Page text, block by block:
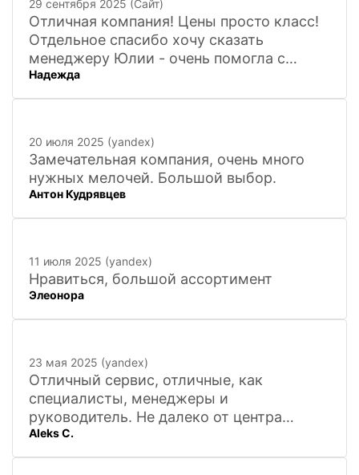
29 сентября 2025 (Сайт)
Отличная компания! Цены просто класс!
Отдельное спасибо хочу сказать
менеджеру Юлии - очень помогла с
покупкой и доставкой сувенирных
фигурок! Буду ждать новинок и покупать
Надежда
20 июля 2025 (yandex)
Замечательная компания, очень много
нужных мелочей. Большой выбор.
Антон Кудрявцев
11 июля 2025 (yandex)
Нравиться, большой ассортимент
Элеонора
23 мая 2025 (yandex)
Отличный сервис, отличные, как
специалисты, менеджеры и
руководитель. Не далеко от центра
города, 20 минут
Aleks C.